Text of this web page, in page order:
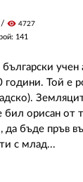
visibility 4727
141
Той е
бил орисан от
бъде пръв
с млад...